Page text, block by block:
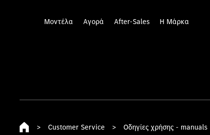
Μοντέλα Αγορά After-Sales Η Μάρκα
> Customer Service > Οδηγίες χρήσης - manuals